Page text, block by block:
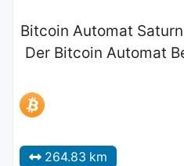
Bitcoin Automat
Der Bitcoin Automat
264.83 km